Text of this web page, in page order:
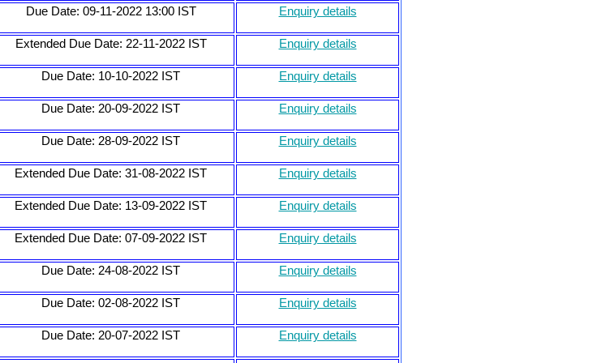
Due Date: 09-11-2022 13:00 IST Enquiry details
Extended Due Date: 22-11-2022 IST Enquiry details
Due Date: 10-10-2022 IST Enquiry details
Due Date: 20-09-2022 IST Enquiry details
Due Date: 28-09-2022 IST Enquiry details
Extended Due Date: 31-08-2022 IST Enquiry details
Extended Due Date: 13-09-2022 IST Enquiry details
Extended Due Date: 07-09-2022 IST Enquiry details
Due Date: 24-08-2022 IST Enquiry details
Due Date: 02-08-2022 IST Enquiry details
Due Date: 20-07-2022 IST Enquiry details